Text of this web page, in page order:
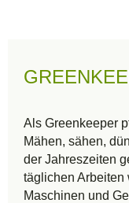
Als Greenkeeper
Mähen, sähen,
der Jahreszeiten
täglichen Arbeiten
Maschinen und